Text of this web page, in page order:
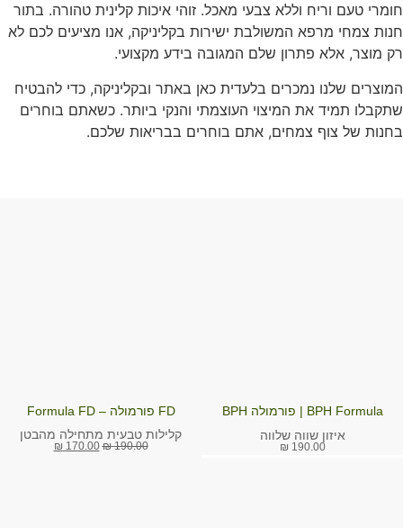
חומרי טעם וריח וללא צבעי מאכל. זוהי איכות קלינית טהורה. בתור
חנות צמחי מרפא המשולבת ישירות בקליניקה, אנו מציעים לכם לא
רק מוצר, אלא פתרון שלם המגובה בידע מקצועי.
המוצרים שלנו נמכרים בלעדית כאן באתר ובקליניקה, כדי להבטיח
שתקבלו תמיד את המיצוי העוצמתי והנקי ביותר. כשאתם בוחרים
בחנות של צוף צמחים, אתם בוחרים בבריאות שלכם.
BPH Formula | פורמולה BPH
איזון שווה שלווה
190.00
₪
FD פורמולה – Formula FD
קלילות טבעית מתחילה מהבטן
190.00
₪
170.00
₪